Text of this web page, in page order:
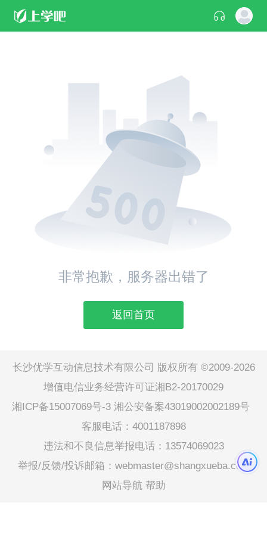
非常抱歉，服务器出错了
返回首页
长沙优学互动信息技术有限公司 版权所有 ©2009-2026
增值电信业务经营许可证湘B2-20170029
湘ICP备15007069号-3 湘公安备案43019002002189号
客服电话：4001187898
违法和不良信息举报电话：13574069023
举报/反馈/投诉邮箱：webmaster@shangxueba.com
网站导航 帮助